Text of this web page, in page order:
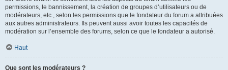
permissions, le bannissement, la création de groupes d’utilisateurs ou de
modérateurs, etc., selon les permissions que le fondateur du forum a attribuées
aux autres administrateurs. Ils peuvent aussi avoir toutes les capacités de
modération sur l’ensemble des forums, selon ce que le fondateur a autorisé.
Haut
Que sont les modérateurs ?